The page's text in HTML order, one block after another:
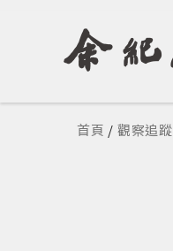
您在這裡
首頁 / 觀察追蹤